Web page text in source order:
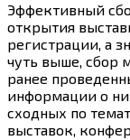
Эффективный
открытия
регистрации, а
чуть выше, сбор
ранее
информации о
сходных по
выставок,